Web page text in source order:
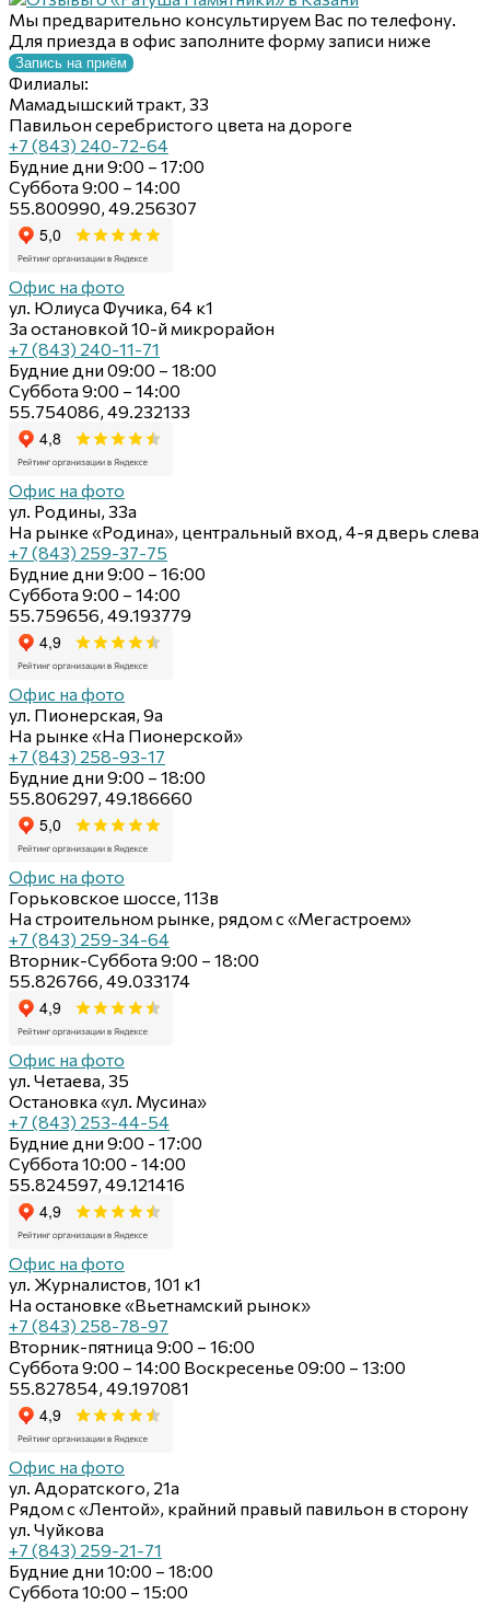
Мы предварительно консультируем Вас по телефону.
Для приезда в офис заполните форму записи ниже
Запись на приём
Филиалы:
Мамадышский тракт, 33
Павильон серебристого цвета на дороге
+7 (843) 240-72-64
Будние дни 9:00 – 17:00
Суббота 9:00 – 14:00
55.800990, 49.256307
Офис на фото
ул. Юлиуса Фучика, 64 к1
За остановкой 10-й микрорайон
+7 (843) 240-11-71
Будние дни 09:00 – 18:00
Суббота 9:00 – 14:00
55.754086, 49.232133
Офис на фото
ул. Родины, 33а
На рынке «Родина», центральный вход, 4-я дверь слева
+7 (843) 259-37-75
Будние дни 9:00 – 16:00
Суббота 9:00 – 14:00
55.759656, 49.193779
Офис на фото
ул. Пионерская, 9а
На рынке «На Пионерской»
+7 (843) 258-93-17
Будние дни 9:00 – 18:00
55.806297, 49.186660
Офис на фото
Горьковское шоссе, 113в
На строительном рынке, рядом с «Мегастроем»
+7 (843) 259-34-64
Вторник-Суббота 9:00 – 18:00
55.826766, 49.033174
Офис на фото
ул. Четаева, 35
Остановка «ул. Мусина»
+7 (843) 253-44-54
Будние дни 9:00 - 17:00
Суббота 10:00 - 14:00
55.824597, 49.121416
Офис на фото
ул. Журналистов, 101 к1
На остановке «Вьетнамский рынок»
+7 (843) 258-78-97
Вторник-пятница 9:00 – 16:00
Суббота 9:00 – 14:00 Воскресенье 09:00 – 13:00
55.827854, 49.197081
Офис на фото
ул. Адоратского, 21а
Рядом с «Лентой», крайний правый павильон в сторону
ул. Чуйкова
+7 (843) 259-21-71
Будние дни 10:00 – 18:00
Суббота 10:00 – 15:00